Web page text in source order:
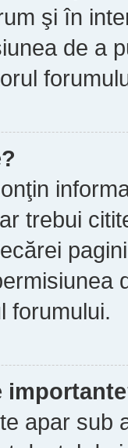
şi în
de a
trebui
forumului.
apar sub